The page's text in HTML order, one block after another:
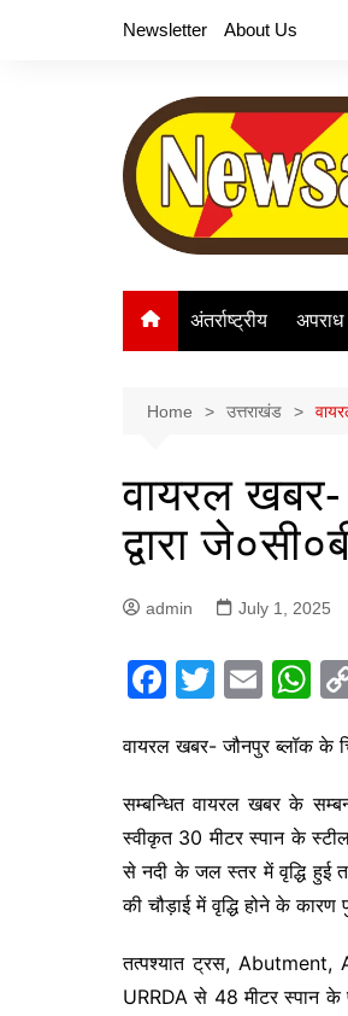
Newsletter About Us
अंतर्राष्ट्रीय अपराध
Home उत्तराखंड
वायरल खबर-
द्वारा
admin July 1, 2025
F
c
e
b
o
o
k
T
itt
er
E
ai
l
W
at
s
A
p
p
वायरल खबर- जौनपुर ब्लॉक के
सम्बन्धित वायरल खबर के
स्वीकृत 30 मीटर स्पान के
से नदी के जल स्तर में वृद्धि हुई
की चौड़ाई में वृद्धि होने के कारण
तत्पश्यात ट्रस, Abutment,
URRDA से 48 मीटर स्पान के